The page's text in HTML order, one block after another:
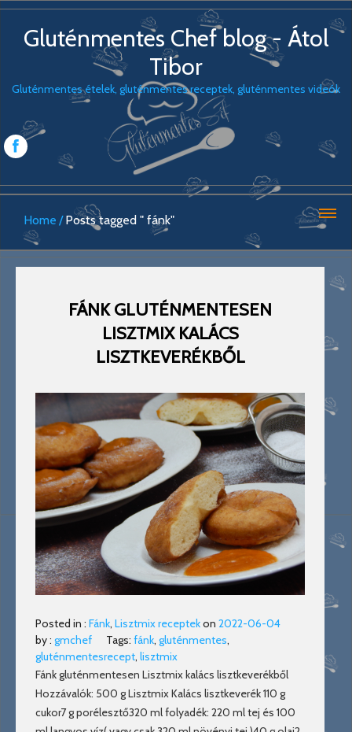
Gluténmentes Chef blog - Átol
Tibor
Gluténmentes ételek, gluténmentes receptek, gluténmentes videók
Home Posts tagged " fánk"
FÁNK GLUTÉNMENTESEN
LISZTMIX KALÁCS
LISZTKEVERÉKBŐL
Posted in : Fánk, Lisztmix receptekon 2022-06-04
by : gmchef Tags: fánk, gluténmentes,
gluténmentesrecept, lisztmix
Fánk gluténmentesen Lisztmix kalács lisztkeverékből
Hozzávalók: 500 g Lisztmix Kalács lisztkeverék 110 g
cukor7 g porélesztő320 ml folyadék: 220 ml tej és 100